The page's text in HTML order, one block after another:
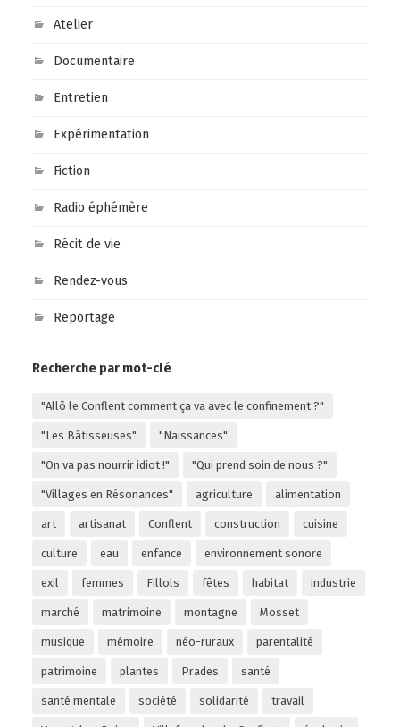
Atelier
Documentaire
Entretien
Expérimentation
Fiction
Radio éphémère
Récit de vie
Rendez-vous
Reportage
Recherche par mot-clé
"Allô le Conflent comment ça va avec le confinement ?"
"Les Bâtisseuses" "Naissances"
"On va pas nourrir idiot !" "Qui prend soin de nous ?"
"Villages en Résonances" agriculture alimentation
art artisanat Conflent construction cuisine
culture eau enfance environnement sonore
exil femmes Fillols fêtes habitat industrie
marché matrimoine montagne Mosset
musique mémoire néo-ruraux parentalité
patrimoine plantes Prades santé
santé mentale société solidarité travail